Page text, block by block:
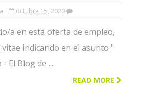
Para Adra│el
Y Ana
octubre 15, 2020
a en esta oferta de empleo,
indicando en el asunto "
El Blog de ...
READ MORE